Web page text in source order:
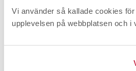
Vi använder så kallade cookies
upplevelsen på webbplatsen och i